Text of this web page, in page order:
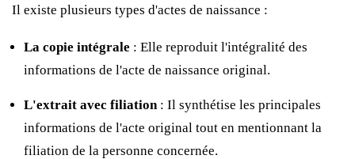
Il existe plusieurs types d'actes de naissance :
La copie intégrale : Elle reproduit l'intégralité des
informations de l'acte de naissance original.
L'extrait avec filiation: Il synthétise les principales
informations de l'acte original tout en mentionnant la
filiation de la personne concernée.